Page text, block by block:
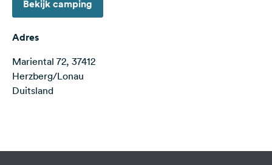
Nederlands
ons
op
social
media
Bekijk camping
Adres
Mariental 72, 37412
Herzberg/Lonau
Duitsland